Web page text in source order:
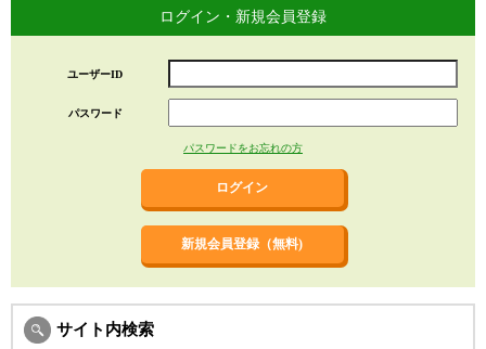
ログイン・新規会員登録
ユーザーID
パスワード
パスワードをお忘れの方
新規会員登録（無料)
サイト内検索